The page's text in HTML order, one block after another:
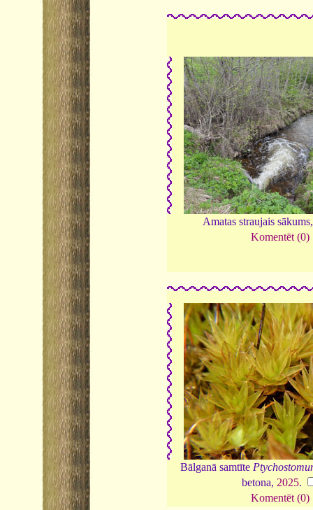
Amatas straujais
Komentēt (0)
Bālganā samtīte
betona, 2025.
Komentēt (0)